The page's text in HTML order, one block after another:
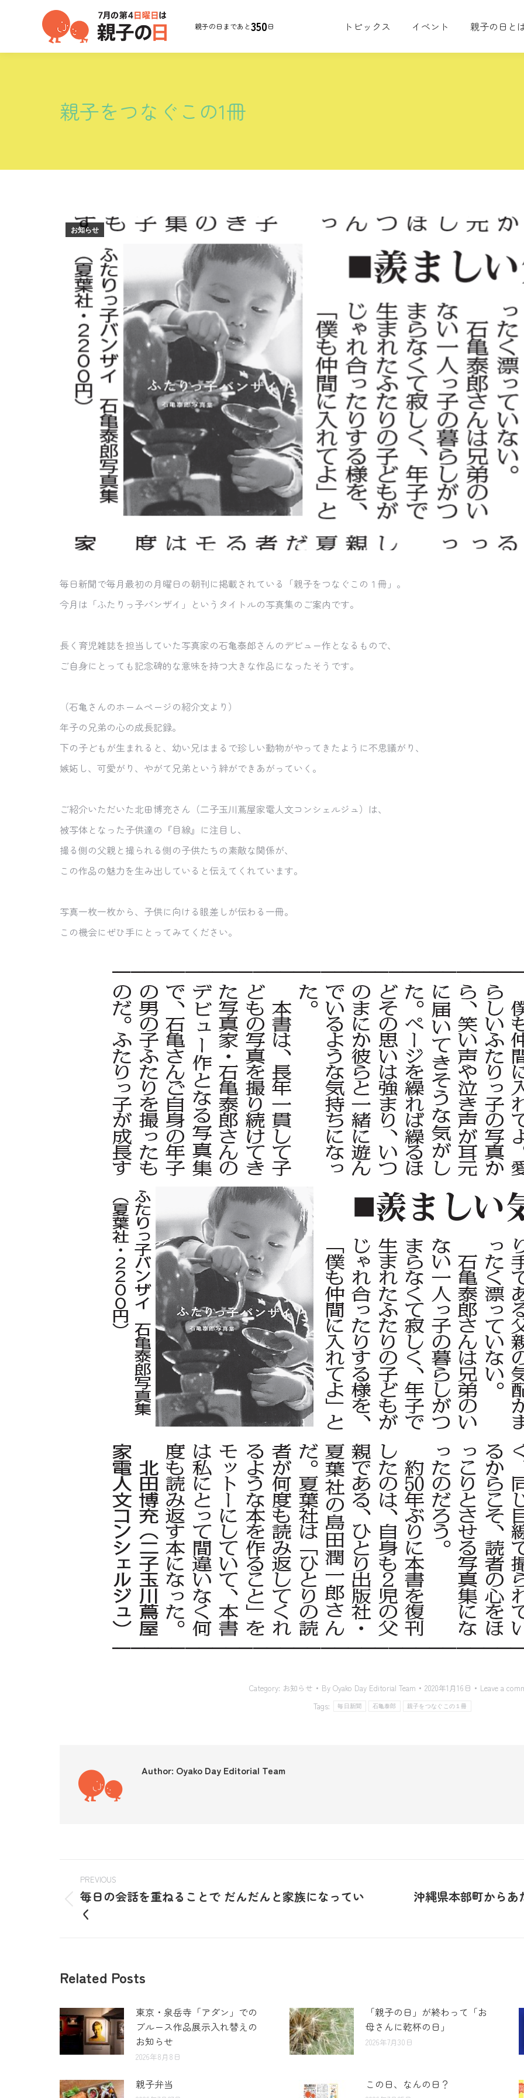
親子の日まであと350日 トピックス イベント 親子の日と
親子をつなぐこの1冊
お知らせ
毎日新聞で毎月最初の月曜日の朝刊に掲載されている「親子をつなぐこの１冊」。
今月は「ふたりっ子バンザイ」というタイトルの写真集のご案内です。
長く育児雑誌を担当していた写真家の石亀泰郎さんのデビュー作となるもので、
ご自身にとっても記念碑的な意味を持つ大きな作品になったそうです。
（石亀さんのホームページの紹介文より）
年子の兄弟の心の成長記録。
下の子どもが生まれると、幼い兄はまるで珍しい動物がやってきたように不思議がり、
嫉妬し、可愛がり、やがて兄弟という絆ができあがっていく。
ご紹介いただいた北田博充さん（二子玉川蔦屋家電人文コンシェルジュ）は、
被写体となった子供達の『目線』に注目し、
撮る側の父親と撮られる側の子供たちの素敵な関係が、
この作品の魅力を生み出していると伝えてくれています。
写真一枚一枚から、子供に向ける眼差しが伝わる一冊。
この機会にぜひ手にとってみてください。
Category: お知らせ By Oyako Day Editorial Team 2020年1月16日
Leave a
Tags:
毎日新聞 石亀泰郎 親子をつなぐこの１冊
Author: Oyako Day Editorial Team
PREVIOUS
毎日の会話を重ねることで だんだんと家族になってい
く
沖縄県本部町から
Related Posts
東京・泉岳寺「アダン」での
ブルース作品展示入れ替えの
お知らせ
2026年8月8日
「親子の日」が終わって「お
母さんに乾杯の日」
2026年7月30日
親子弁当 この日、なんの日？